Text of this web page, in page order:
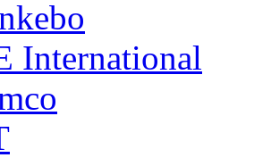
International